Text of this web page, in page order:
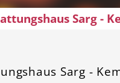
Sarg -
Sarg -